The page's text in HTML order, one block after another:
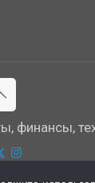
финансы,